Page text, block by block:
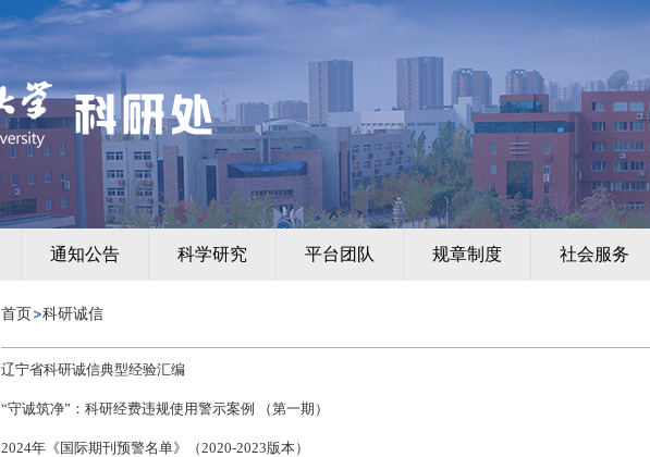
通知公告 科学研究 平台团队 规章制度 社会服务
首页 科研诚信
辽宁省科研诚信典型经验汇编
“守诚筑净”：科研经费违规使用警示案例 （第一期）
2024年《国际期刊预警名单》（2020-2023版本）